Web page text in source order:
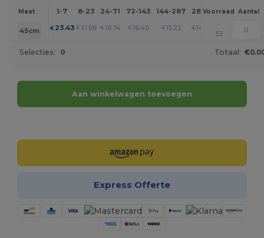
Maat 1-7 8-23 24-71 72-143 144-287 288 + Meer
Voorraad Aantal
45cm € 23.43 € 21.08 € 18.74 € 16.40 €15.22 € 14.05
53
Selecties: 0 Totaal:
Aan winkelwagen toevoegen
Express Offerte